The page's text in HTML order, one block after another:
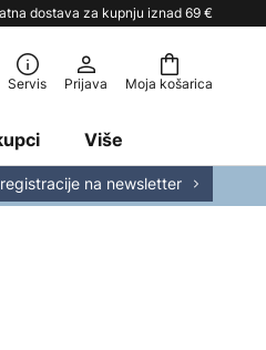
dostava za kupnju iznad 69 €
Moja košarica
Servis Prijava
Više
na newsletter